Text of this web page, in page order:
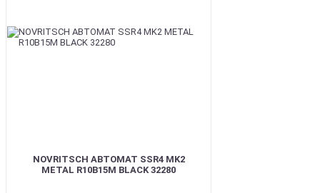
NOVRITSCH АВТОМАТ SSR4 MK2
METAL R10B15M BLACK 32280